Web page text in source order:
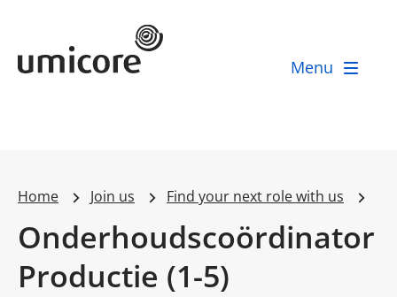
Umicore Homepage
Menu
Home Join us Find your next role with us
Onderhoudscoördinator
Productie (1-5)